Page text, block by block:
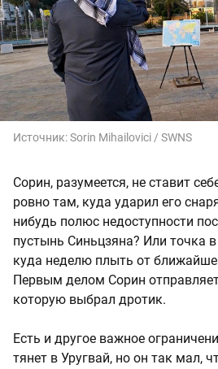
Источник:Sorin Mihailovici / SWNS
Сорин, разумеется, не ставит
ровно там, куда ударил его
нибудь полюс недоступности
пустынь Синьцзяна? Или точка
куда неделю плыть от
Первым делом Сорин
которую выбрал дротик.
Есть и другое важное
тянет в Уругвай, но он так мал,